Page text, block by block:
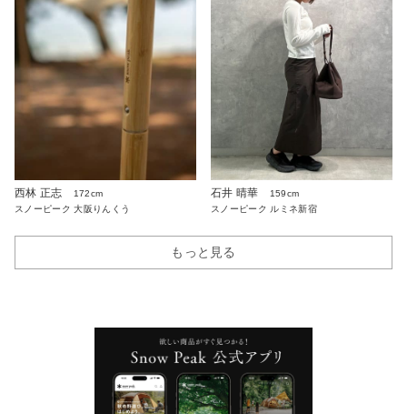
西林 正志
172cm
スノーピーク 大阪りんくう
石井 晴華
159cm
スノーピーク ルミネ新宿
もっと見る